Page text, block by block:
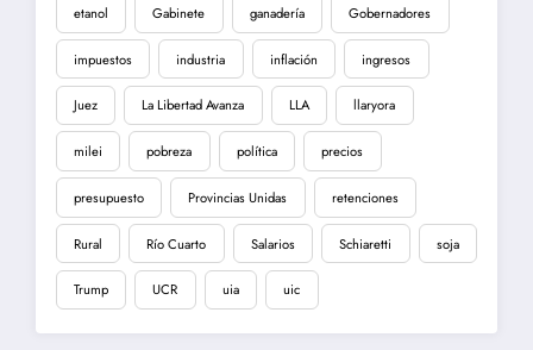
etanol Gabinete ganadería Gobernadores
impuestos industria inflación ingresos
Juez La Libertad Avanza LLA llaryora
milei pobreza política precios
presupuesto Provincias Unidas retenciones
Rural Río Cuarto Salarios Schiaretti soja
Trump UCR uia uic